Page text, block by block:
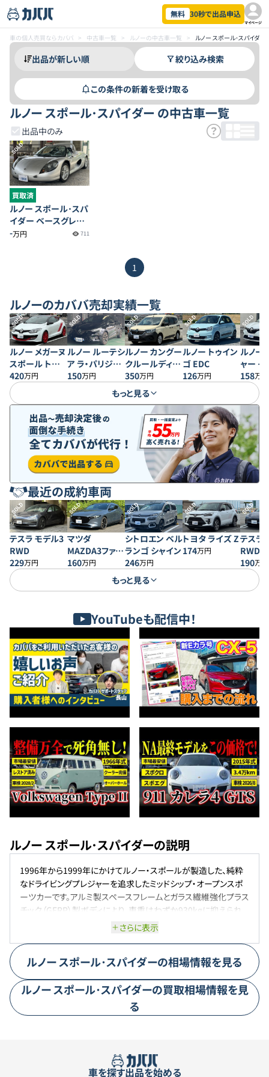
無料 30秒で出品申込
マイページ
車の個人売買ならカババ > 中古車一覧 > ルノーの中古車一覧 > ルノー スポール･スパイダ
絞り込み検索
この条件の新着を受け取る
ルノー スポール･スパイダー の中古車一覧
出品中のみ
SOLD
買取済
ルノー スポール･スパ
イダー ベースグレー
ド
-万円 711
1
ルノーのカババ売却実績一覧
SOLD
ルノー メガーヌ
スポール トロフ
ィーR
420万円
SOLD
ルノー ルーテシ
ア ラ・パリジェ
ンヌ
150万円
SOLD
ルノー カングー
クルールディー
ゼル MT
350万円
SOLD
ルノー トゥイン
ゴ EDC
126万円
SOLD
ルノー
ャー イ
テック
158万円
もっと見る
最近の成約車両
SOLD
テスラ モデル3
RWD
229万円
SOLD
マツダ
MAZDA3ファス
トバック 20S プ
ロアクティブ
160万円
SOLD
シトロエン ベル
ランゴ シャイン
246万円
SOLD
トヨタ ライズ Z
174万円
SOLD
テスラ
RWD
190万円
もっと見る
YouTubeも配信中！
ルノー スポール･スパイダーの説明
1996年から1999年にかけてルノー・スポールが製造した、純粋
なドライビングプレジャーを追求したミッドシップ・オープンスポ
ーツカーです。アルミ製スペースフレームとガラス繊維強化プラス
チック（GFRP）製ボディにより、車重はわずか930kgに抑えられ
ています。搭載される2.0L直列4気筒DOHCエンジンは150PSを
します。快適装備を排除し、パワーステアリングやABSも未装備
で、ドライバーとの一体感を重視した設計が特徴です。
さらに表示
ルノースポール･スパイダーの相場情報を見る
ルノースポール･スパイダーの買取相場情報を見
る
車を探す出品を始める